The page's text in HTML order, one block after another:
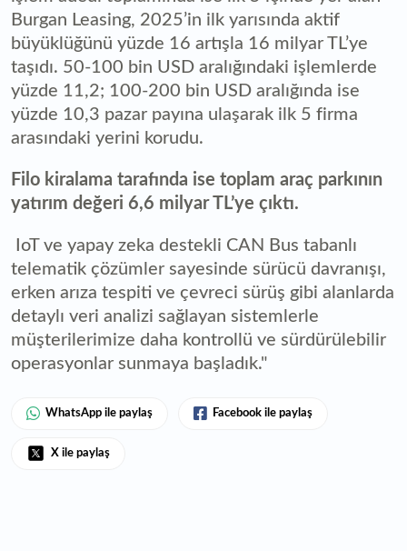
Burgan Leasing, 2025’in ilk yarısında aktif
büyüklüğünü yüzde 16 artışla 16 milyar TL’ye
taşıdı. 50-100 bin USD aralığındaki işlemlerde
yüzde 11,2; 100-200 bin USD aralığında ise
yüzde 10,3 pazar payına ulaşarak ilk 5 firma
arasındaki yerini korudu.
Filo kiralama tarafında ise toplam araç parkının
yatırım değeri 6,6 milyar TL’ye çıktı.
IoT ve yapay zeka destekli CAN Bus tabanlı
telematik çözümler sayesinde sürücü davranışı,
erken arıza tespiti ve çevreci sürüş gibi alanlarda
detaylı veri analizi sağlayan sistemlerle
müşterilerimize daha kontrollü ve sürdürülebilir
operasyonlar sunmaya başladık."
WhatsApp ile paylaş Facebook ile paylaş
X ile paylaş